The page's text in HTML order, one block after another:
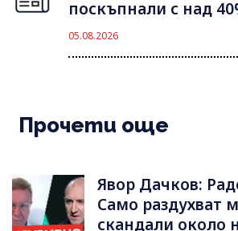
поскъпнали с над
05.08.2026
Прочети още
Явор Дачков:
Само раздухват
скандали около